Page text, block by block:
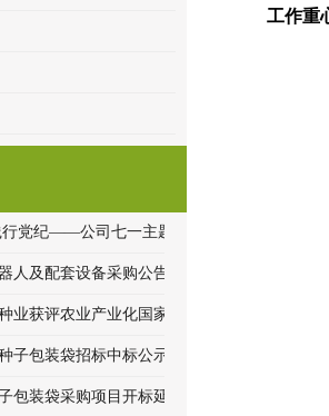
行党纪——公司七一主题党
展
人及配套设备采购公告
业获评农业产业化国家重
子包装袋招标中标公示
包装袋采购项目开标延期
工作重